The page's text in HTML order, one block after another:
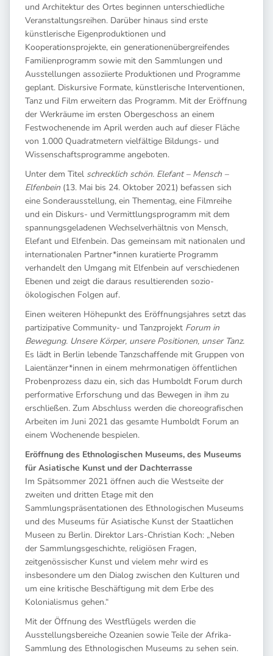
und Architektur des Ortes beginnen unterschiedliche
Veranstaltungsreihen. Darüber hinaus sind erste
künstlerische Eigenproduktionen und
Kooperationsprojekte, ein generationenübergreifendes
Familienprogramm sowie mit den Sammlungen und
Ausstellungen assoziierte Produktionen und Programme
geplant. Diskursive Formate, künstlerische Interventionen,
Tanz und Film erweitern das Programm. Mit der Eröffnung
der Werkräume im ersten Obergeschoss an einem
Festwochenende im April werden auch auf dieser Fläche
von 1.000 Quadratmetern vielfältige Bildungs- und
Wissenschaftsprogramme angeboten.
Unter dem Titel schrecklich schön. Elefant – Mensch –
Elfenbein (13. Mai bis 24. Oktober 2021) befassen sich
eine Sonderausstellung, ein Thementag, eine Filmreihe
und ein Diskurs- und Vermittlungsprogramm mit dem
spannungsgeladenen Wechselverhältnis von Mensch,
Elefant und Elfenbein. Das gemeinsam mit nationalen und
internationalen Partner*innen kuratierte Programm
verhandelt den Umgang mit Elfenbein auf verschiedenen
Ebenen und zeigt die daraus resultierenden sozio-
ökologischen Folgen auf.
Einen weiteren Höhepunkt des Eröffnungsjahres setzt das
partizipative Community- und Tanzprojekt Forum in
Bewegung. Unsere Körper, unsere Positionen, unser Tanz.
Es lädt in Berlin lebende Tanzschaffende mit Gruppen von
Laientänzer*innen in einem mehrmonatigen öffentlichen
Probenprozess dazu ein, sich das Humboldt Forum durch
performative Erforschung und das Bewegen in ihm zu
erschließen. Zum Abschluss werden die choreografischen
Arbeiten im Juni 2021 das gesamte Humboldt Forum an
einem Wochenende bespielen.
Eröffnung des Ethnologischen Museums, des Museums
für Asiatische Kunst und der Dachterrasse
Im Spätsommer 2021 öffnen auch die Westseite der
zweiten und dritten Etage mit den
Sammlungspräsentationen des Ethnologischen Museums
und des Museums für Asiatische Kunst der Staatlichen
Museen zu Berlin. Direktor Lars-Christian Koch: „Neben
der Sammlungsgeschichte, religiösen Fragen,
zeitgenössischer Kunst und vielem mehr wird es
insbesondere um den Dialog zwischen den Kulturen und
um eine kritische Beschäftigung mit dem Erbe des
Kolonialismus gehen.“
Mit der Öffnung des Westflügels werden die
Ausstellungsbereiche Ozeanien sowie Teile der Afrika-
Sammlung des Ethnologischen Museums zu sehen sein.